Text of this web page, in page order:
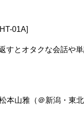
01A]
とオタクな会話や
山雅（＠新潟・東